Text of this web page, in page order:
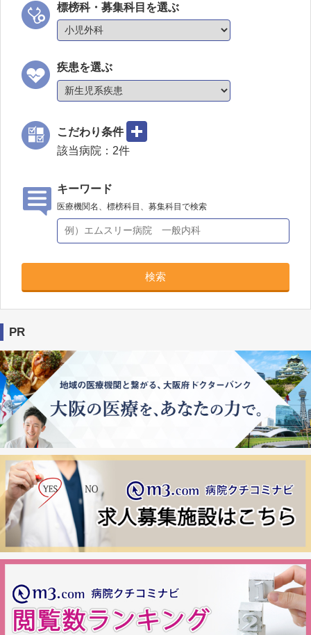
標榜科・募集科目を選ぶ
疾患を選ぶ
こだわり条件
該当病院： 2件
キーワード
医療機関名、標榜科目、募集科目で検索
検索
PR